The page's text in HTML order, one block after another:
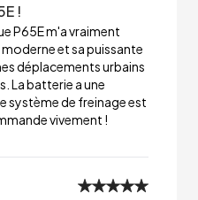
!
P65E m'a vraiment
et sa puissante
déplacements urbains
La batterie a une
système de freinage est
vivement !